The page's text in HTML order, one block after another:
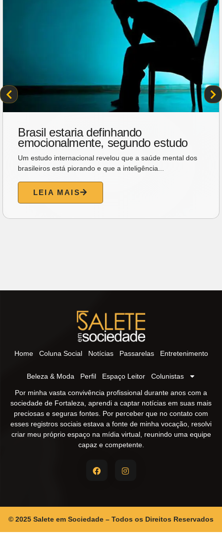
Brasil estaria definhando
emocionalmente, segundo estudo
Um estudo internacional revelou que a saúde mental dos
brasileiros está piorando e que a inteligência...
LEIA MAIS
Home Coluna Social Notícias Passarelas Entretenimento
Beleza & Moda Perfil Espaço Leitor Colunistas
Por minha vasta convivência profissional durante anos com a
sociedade de Fortaleza, aprendi a captar notícias em suas mais
preciosas e seguras fontes. Por perceber que no contato com
esses registros sociais estava a fonte de minha vocação, resolvi
criar meu próprio espaço na mídia virtual, reunindo uma equipe
capaz e competente.
© 2025 Salete em Sociedade – Todos os Direitos Reservados